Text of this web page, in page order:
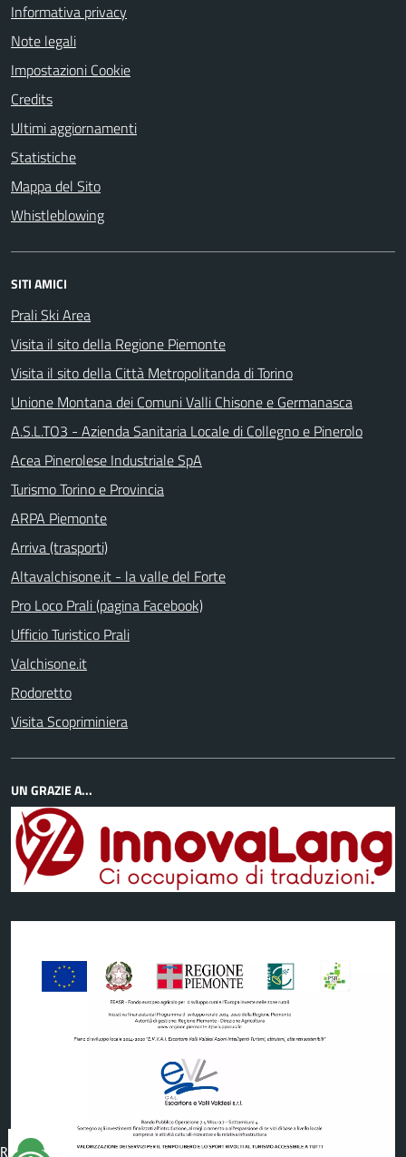
Informativa privacy
Note legali
Impostazioni Cookie
Credits
Ultimi aggiornamenti
Statistiche
Mappa del Sito
Whistleblowing
SITI AMICI
Prali Ski Area
Visita il sito della Regione Piemonte
Visita il sito della Città Metropolitanda di Torino
Unione Montana dei Comuni Valli Chisone e Germanasca
A.S.L.TO3 - Azienda Sanitaria Locale di Collegno e Pinerolo
Acea Pinerolese Industriale SpA
Turismo Torino e Provincia
ARPA Piemonte
Arriva (trasporti)
Altavalchisone.it - la valle del Forte
Pro Loco Prali (pagina Facebook)
Ufficio Turistico Prali
Valchisone.it
Rodoretto
Visita Scopriminiera
UN GRAZIE A...
Reimposta